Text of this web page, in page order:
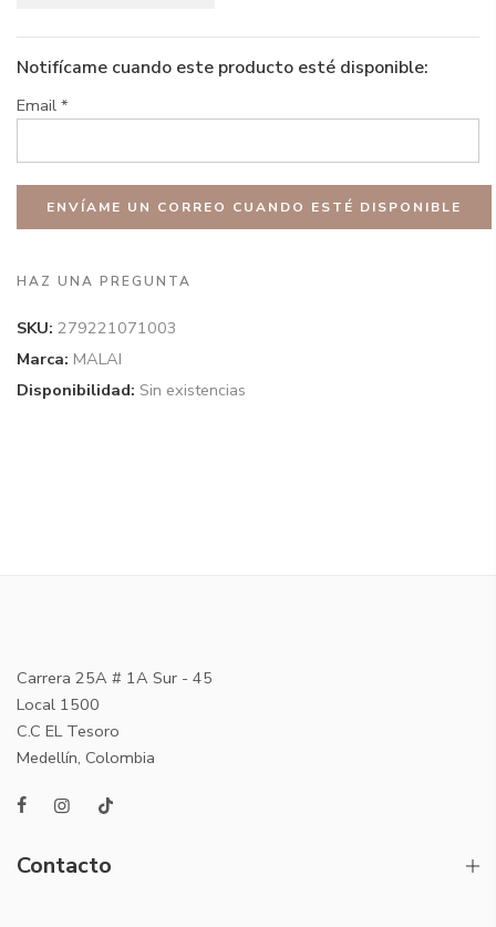
Notifícame cuando este producto esté disponible:
Email *
HAZ UNA PREGUNTA
SKU: 279221071003
Marca: MALAI
Disponibilidad: Sin existencias
Carrera 25A # 1A Sur - 45
Local 1500
C.C EL Tesoro
Medellín, Colombia
Contacto